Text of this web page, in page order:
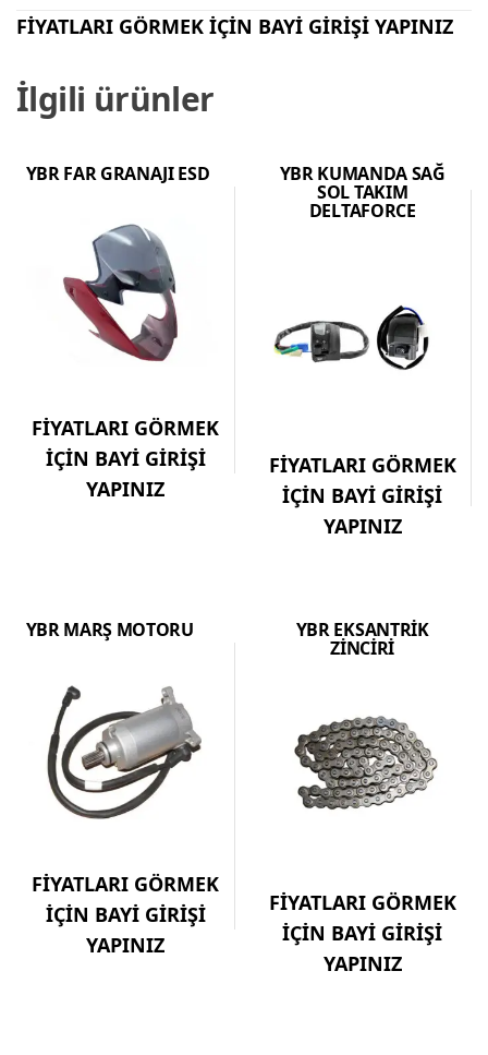
FİYATLARI GÖRMEK İÇİN BAYİ GİRİŞİ YAPINIZ
İlgili ürünler
YBR FAR GRANAJI ESD
FİYATLARI GÖRMEK
İÇİN BAYİ GİRİŞİ
YAPINIZ
YBR KUMANDA SAĞ
SOL TAKIM
DELTAFORCE
FİYATLARI GÖRMEK
İÇİN BAYİ GİRİŞİ
YAPINIZ
YBR MARŞ MOTORU
FİYATLARI GÖRMEK
İÇİN BAYİ GİRİŞİ
YAPINIZ
YBR EKSANTRİK
ZİNCİRİ
FİYATLARI GÖRMEK
İÇİN BAYİ GİRİŞİ
YAPINIZ